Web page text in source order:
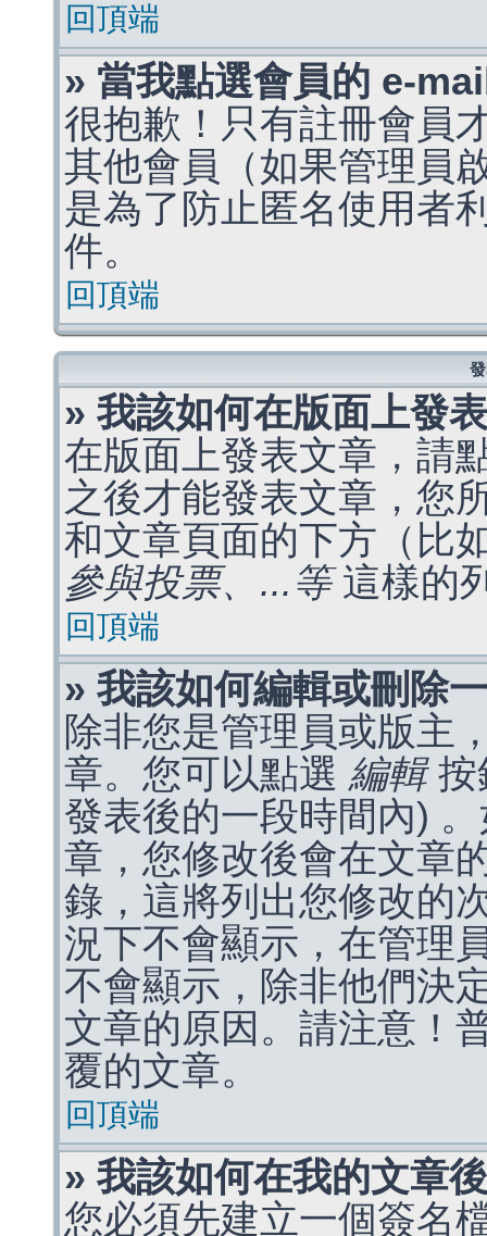
回頂端
» 當我點選會員的 e-
很抱歉！只有註冊會員
其他會員（如果管理員
是為了防止匿名使用者
件。
回頂端
» 我該如何在版面上發
在版面上發表文章，請
之後才能發表文章，您
和文章頁面的下方（比
參與投票、...等這樣的
回頂端
» 我該如何編輯或刪除
除非您是管理員或版主
章。您可以點選 編輯按
發表後的一段時間內)
章，您修改後會在文章
錄，這將列出您修改的
況下不會顯示，在管理
不會顯示，除非他們決
文章的原因。請注意！
覆的文章。
回頂端
» 我該如何在我的文章
您必須先建立一個簽名